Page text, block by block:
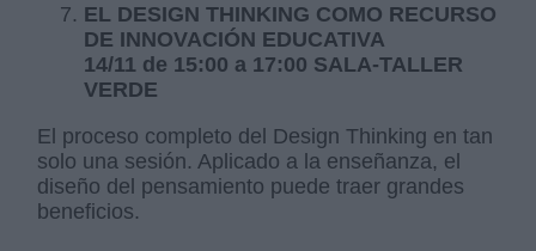
EL DESIGN THINKING COMO RECURSO
DE INNOVACIÓN EDUCATIVA
14/11 de 15:00 a 17:00 SALA-TALLER
VERDE
El proceso completo del Design Thinking en tan
solo una sesión. Aplicado a la enseñanza, el
diseño del pensamiento puede traer grandes
beneficios.